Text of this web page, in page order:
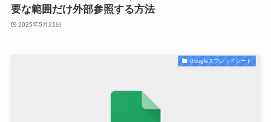
要な範囲だけ外部参照する方法
2025年5月21日
Googleスプレッドシート